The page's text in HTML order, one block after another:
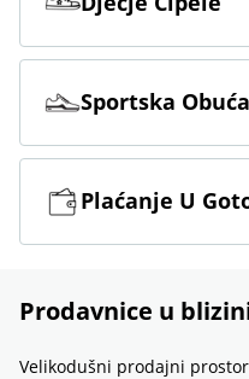
Sportska Obuća
Plaćanje U
Prodavnice u
Velikodušni prodajni